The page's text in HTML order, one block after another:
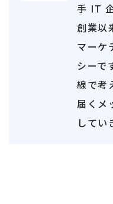
手 IT
創業以
マーケ
シーで
線で考
届くメ
してい